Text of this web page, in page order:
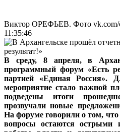
Виктор ОРЕФЬЕВ. Фото vk.com/
11:35:46
В среду, 8 апреля, в
программный форум «Есть
партией «Единая Россия».
мероприятие стало важной
подведены итоги
прозвучали новые
На форуме говорили о том, что
вопросы остаются острыми